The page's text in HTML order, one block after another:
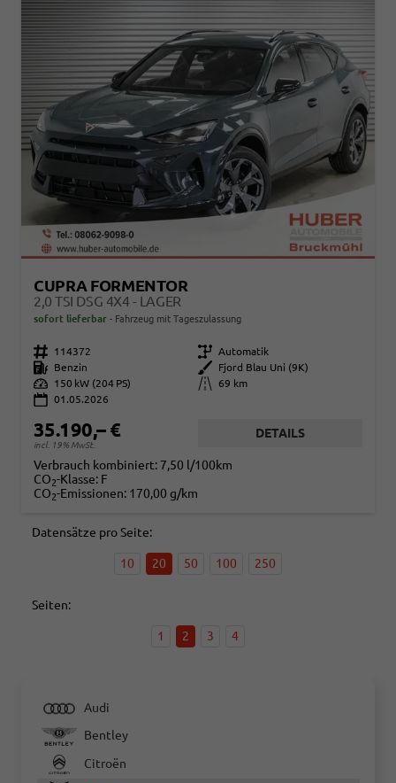
CUPRA FORMENTOR
2,0 TSI DSG 4X4 - LAGER
sofort lieferbar Fahrzeug mit Tageszulassung
Fahrzeugnr. 114372 Getriebe Automatik
Kraftstoff
Benzin Außenfarbe
Fjord Blau Uni (9K)
Leistung
150 kW (204 PS) Kilometerstand
69 km
01.05.2026
35.190,– €
incl. 19% MwSt.
DETAILS
Verbrauch kombiniert: 7,50 l/100km
CO2-Klasse: F
CO2-Emissionen: 170,00 g/km
Datensätze pro Seite:
10 20 50 100 250
Seiten:
1 2 3 4
Audi
Bentley
Citroën